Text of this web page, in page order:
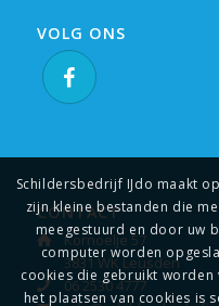
VOLG ONS
CONTACT
Kornoelje 57
3831 WK Leusden
06 2530 4777
Schildersbedrijf IJdo maakt
zijn kleine bestanden die
meegestuurd en door uw
computer worden
cookies die gebruikt
het plaatsen van cookies is